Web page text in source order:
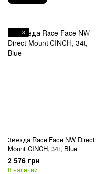
3
Звезда Race Face NW Direct
Mount CINCH, 34t, Blue
2 576 грн
В наличии